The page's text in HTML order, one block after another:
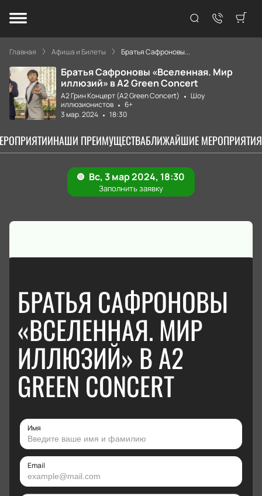
Главная Афиша и Билеты Братья Сафроновы...
Братья Сафроновы «Вселенная. Мир
иллюзий» в А2 Green Concert
А2 Грин Концерт (A2 Green Concert)
Шоу
иллюзионистов
6+
3 мар. 2024
18:30
НАШИ ПРЕИМУЩЕСТВАБЛИЖАЙШИЕ МЕРОПРИЯТИЯ
БРАТЬЯ САФРОНОВЫ
«ВСЕЛЕННАЯ. МИР
ИЛЛЮЗИЙ» В А2
GREEN CONCERT
Имя
Email